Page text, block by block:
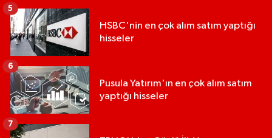
HSBC'nin en çok alım satım yaptığı
hisseler
5
Pusula Yatırım'ın en çok alım satım
yaptığı hisseler
6
7